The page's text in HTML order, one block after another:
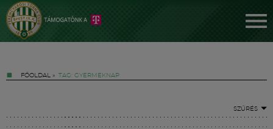
FŐOLDAL » TAG: GYERMEKNAP
SZŰRÉS